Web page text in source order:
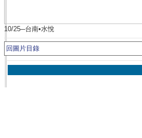
10/25─台南•水悅
回圖片目錄